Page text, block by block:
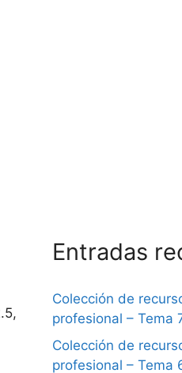
Entradas
Colección de
profesional – Tema
Colección de
profesional – Tema